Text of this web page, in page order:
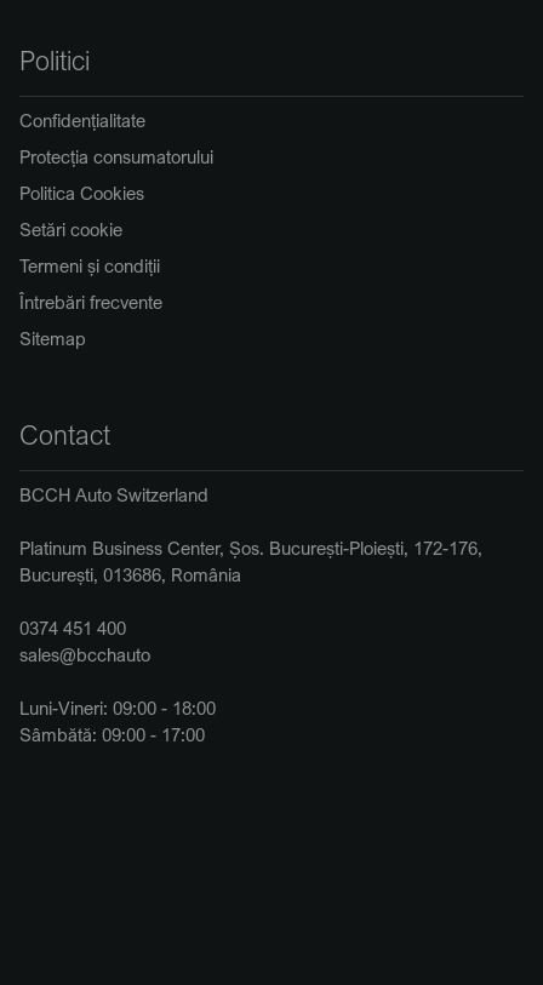
Politici
Confidențialitate
Protecția consumatorului
Politica Cookies
Setări cookie
Termeni și condiții
Întrebări frecvente
Sitemap
Contact
BCCH Auto Switzerland
Platinum Business Center, Șos. București-Ploiești, 172-176,
București, 013686, România
0374 451 400
sales@bcchauto
Luni-Vineri: 09:00 - 18:00
Sâmbătă: 09:00 - 17:00